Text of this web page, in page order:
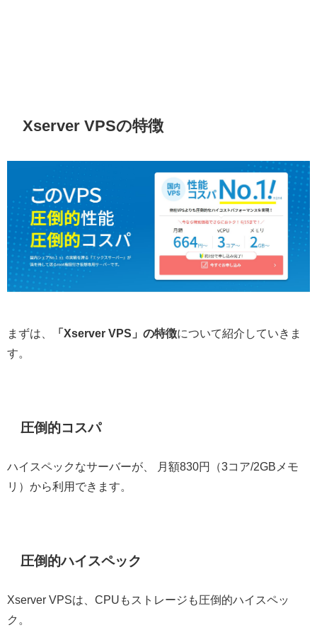
XserverVPSの特徴
まずは、 「Xserver VPS」の特徴について紹介していきま
す。
圧倒的コスパ
ハイスペックなサーバーが、 月額830円（3コア/2GBメモ
リ）から利用できます。
圧倒的ハイスペック
Xserver VPSは、CPUもストレージも圧倒的ハイスペッ
ク。